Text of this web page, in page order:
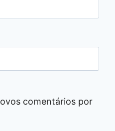
comentários por